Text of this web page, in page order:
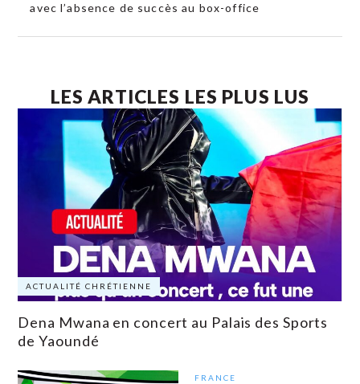
avec l’absence de succès au box-office
LES ARTICLES LES PLUS LUS
ACTUALITÉ CHRÉTIENNE
Dena Mwana en concert au Palais des Sports
de Yaoundé
FRANCE